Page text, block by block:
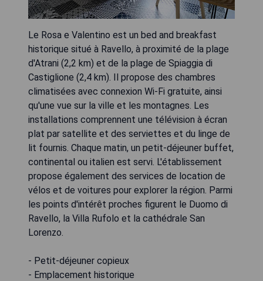
Le Rosa e Valentino est un bed and breakfast
historique situé à Ravello, à proximité de la plage
d'Atrani (2,2 km) et de la plage de Spiaggia di
Castiglione (2,4 km). Il propose des chambres
climatisées avec connexion Wi-Fi gratuite, ainsi
qu'une vue sur la ville et les montagnes. Les
installations comprennent une télévision à écran
plat par satellite et des serviettes et du linge de
lit fournis. Chaque matin, un petit-déjeuner buffet,
continental ou italien est servi. L'établissement
propose également des services de location de
vélos et de voitures pour explorer la région. Parmi
les points d'intérêt proches figurent le Duomo di
Ravello, la Villa Rufolo et la cathédrale San
Lorenzo.
- Petit-déjeuner copieux
- Emplacement historique